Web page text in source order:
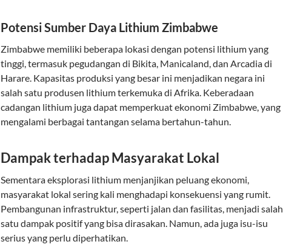
Potensi Sumber Daya Lithium Zimbabwe
Zimbabwe memiliki beberapa lokasi dengan potensi lithium yang
tinggi, termasuk pegudangan di Bikita, Manicaland, dan Arcadia di
Harare. Kapasitas produksi yang besar ini menjadikan negara ini
salah satu produsen lithium terkemuka di Afrika. Keberadaan
cadangan lithium juga dapat memperkuat ekonomi Zimbabwe, yang
mengalami berbagai tantangan selama bertahun-tahun.
Dampak terhadap Masyarakat Lokal
Sementara eksplorasi lithium menjanjikan peluang ekonomi,
masyarakat lokal sering kali menghadapi konsekuensi yang rumit.
Pembangunan infrastruktur, seperti jalan dan fasilitas, menjadi salah
satu dampak positif yang bisa dirasakan. Namun, ada juga isu-isu
serius yang perlu diperhatikan.